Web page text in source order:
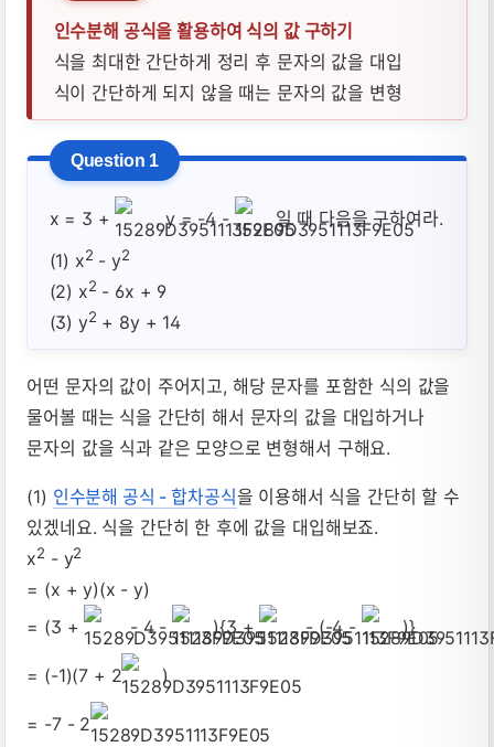
인수분해 공식을 활용하여 식의 값 구하기
식을 최대한 간단하게 정리 후 문자의 값을 대입
식이 간단하게 되지 않을 때는 문자의 값을 변형
x = 3 + , y = -4 -
일 때 다음을 구하여라.
(1) x2 - y2
(2) x2 - 6x + 9
(3) y2 + 8y + 14
어떤 문자의 값이 주어지고, 해당 문자를 포함한 식의 값을
물어볼 때는 식을 간단히 해서 문자의 값을 대입하거나
문자의 값을 식과 같은 모양으로 변형해서 구해요.
(1) 인수분해 공식 - 합차공식을 이용해서 식을 간단히 할 수
있겠네요. 식을 간단히 한 후에 값을 대입해보죠.
x2 - y2
= (x + y)(x - y)
= (3 +
- 4 - ){3 + - (-4 - )}
= (-1)(7 + 2 )
= -7 - 2